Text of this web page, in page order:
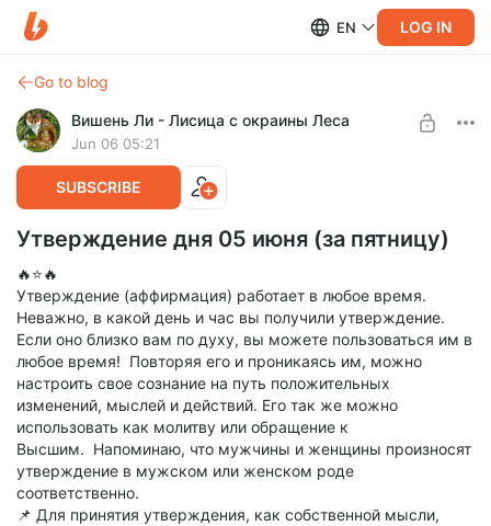
EN LOG IN
Go to blog
Вишень Ли - Лисица с окраины Леса
Jun 06 05:21
SUBSCRIBE
Утверждение дня 05 июня (за пятницу)
🔥⭐🔥
Утверждение (аффирмация) работает в любое время.
Неважно, в какой день и час вы получили утверждение.
Если оно близко вам по духу, вы можете пользоваться им в
любое время! Повторяя его и проникаясь им, можно
настроить свое сознание на путь положительных
изменений, мыслей и действий. Его так же можно
использовать как молитву или обращение к
Высшим. Напоминаю, что мужчины и женщины произносят
утверждение в мужском или женском роде
соответственно.
📌 Для принятия утверждения, как собственной мысли,